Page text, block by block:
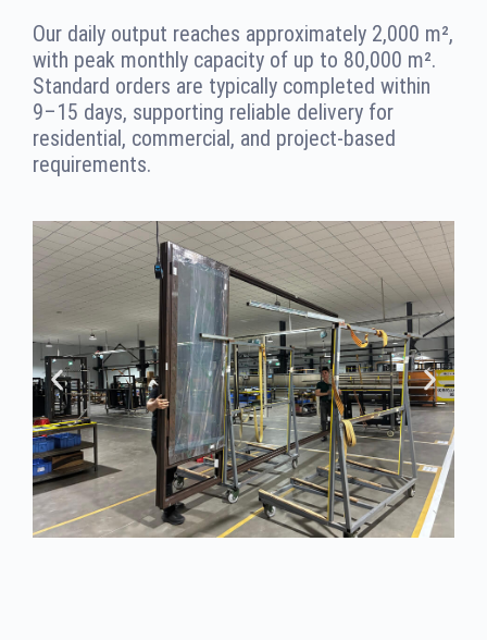
Our daily output reaches approximately 2,000 m²,
with peak monthly capacity of up to 80,000 m².
Standard orders are typically completed within
9–15 days, supporting reliable delivery for
residential, commercial, and project-based
requirements.